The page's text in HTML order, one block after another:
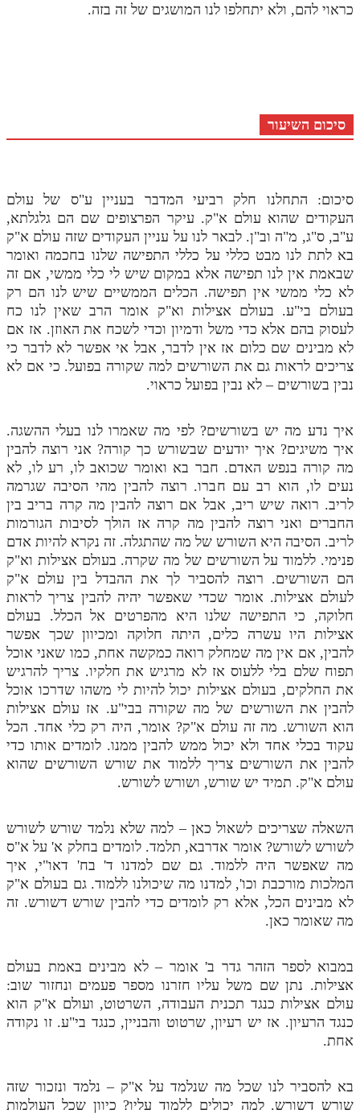
כראוי להם, ולא יתחלפו לנו המושגים של זה בזה.
סיכום השיעור
סיכום: התחלנו חלק רביעי המדבר בעניין ע"ס של עולם
העקודים שהוא עולם א"ק. עיקר הפרצופים שם הם גלגלתא,
ע"ב, ס"ג, מ"ה וב"ן. לבאר לנו על עניין העקודים שזה עולם א"ק
בא לתת לנו מבט כללי על כללי התפישה שלנו בחכמה ואומר
שבאמת אין לנו תפישה אלא במקום שיש לי כלי ממשי, אם זה
לא כלי ממשי אין תפישה. הכלים הממשיים שיש לנו הם רק
בעולם בי"ע. בעולם אצילות וא"ק אומר הרב שאין לנו כח
לעסוק בהם אלא כדי משל ודמיון וכדי לשכח את האוזן. אז אם
לא מבינים שם כלום אז אין לדבר, אבל אי אפשר לא לדבר כי
צריכים לראות גם את השורשים למה שקורה בפועל. כי אם לא
נבין בשורשים – לא נבין בפועל כראוי.
איך נדע מה יש בשורשים? לפי מה שאמרו לנו בעלי ההשגה.
איך משיגים? איך יודעים שבשורש כך קורה? אני רוצה להבין
מה קורה בנפש האדם. חבר בא ואומר שכואב לו, רע לו, לא
נעים לו, הוא רב עם חברו. רוצה להבין מהי הסיבה שגרמה
לריב. רואה שיש ריב, אבל אם רוצה להבין מה קרה בריב בין
החברים ואני רוצה להבין מה קרה אז הולך לסיבות הגורמות
לריב. הסיבה היא השורש של מה שהתגלה. זה נקרא להיות אדם
פנימי. ללמוד על השורשים של מה שקרה. בעולם אצילות וא"ק
הם השורשים. רוצה להסביר לך את ההבדל בין עולם א"ק
לעולם אצילות. אומר שכדי שאפשר יהיה להבין צריך לראות
חלוקה, כי התפישה שלנו היא מהפרטים אל הכלל. בעולם
אצילות היו עשרה כלים, היתה חלוקה ומכיוון שכך אפשר
להבין, אם אין מה שמחלק רואה כמקשה אחת, כמו שאני אוכל
תפוח שלם בלי ללעוס אז לא מרגיש את חלקיו. צריך להרגיש
את החלקים, בעולם אצילות יכול להיות לי משהו שדרכו אוכל
להבין את השורשים של מה שקורה בבי"ע. אז עולם אצילות
הוא השורש. מה זה עולם א"ק? אומר, היה רק כלי אחד. הכל
עקוד בכלי אחד ולא יכול ממש להבין ממנו. לומדים אותו כדי
להבין את השורשים צריך ללמוד את שורש השורשים שהוא
עולם א"ק. תמיד יש שורש, ושורש לשורש.
השאלה שצריכים לשאול כאן – למה שלא נלמד שורש לשורש
לשורש לשורש? אומר אדרבא, תלמד. לומדים בחלק א' על א"ס
מה שאפשר היה ללמוד. גם שם למדנו ד' בח' דאו"י, איך
המלכות מורכבת וכו', למדנו מה שיכולנו ללמוד. גם בעולם א"ק
לא מבינים הכל, אלא רק לומדים כדי להבין שורש דשורש. זה
מה שאומר כאן.
במבוא לספר הזהר גדר ב' אומר – לא מבינים באמת בעולם
אצילות. נתן שם משל עליו חזרנו מספר פעמים ונחזור שוב:
עולם אצילות כנגד תכנית העבודה, השרטוט, ועולם א"ק הוא
כנגד הרעיון. אז יש רעיון, שרטוט והבניין, כנגד בי"ע. זו נקודה
אחת.
בא להסביר לנו שכל מה שנלמד על א"ק – נלמד ונזכור שזה
שורש דשורש. למה יכולים ללמוד עליו? כיוון שכל העולמות